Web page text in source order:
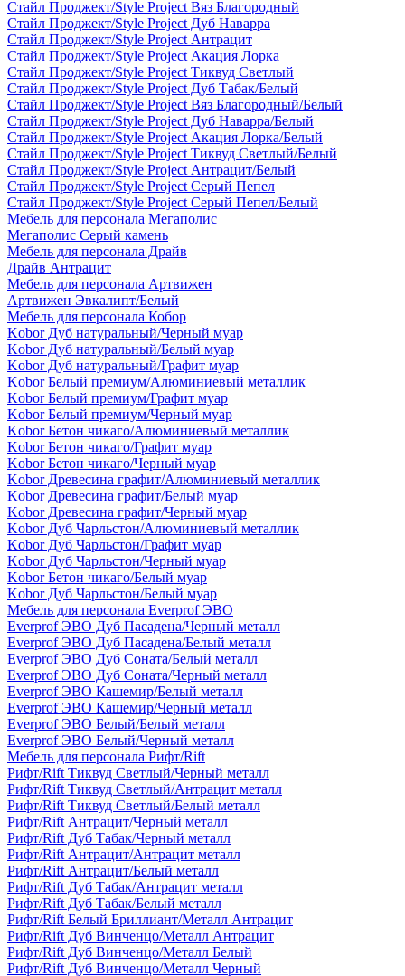
Стайл Проджект/Style Project Вяз Благородный
Стайл Проджект/Style Project Дуб Наварра
Стайл Проджект/Style Project Антрацит
Стайл Проджект/Style Project Акация Лорка
Стайл Проджект/Style Project Тиквуд Светлый
Стайл Проджект/Style Project Дуб Табак/Белый
Стайл Проджект/Style Project Вяз Благородный/Белый
Стайл Проджект/Style Project Дуб Наварра/Белый
Стайл Проджект/Style Project Акация Лорка/Белый
Стайл Проджект/Style Project Тиквуд Светлый/Белый
Стайл Проджект/Style Project Антрацит/Белый
Стайл Проджект/Style Project Серый Пепел
Стайл Проджект/Style Project Серый Пепел/Белый
Мебель для персонала Мегаполис
Мегаполис Серый камень
Мебель для персонала Драйв
Драйв Антрацит
Мебель для персонала Артвижен
Артвижен Эвкалипт/Белый
Мебель для персонала Кобор
Kobor Дуб натуральный/Черный муар
Kobor Дуб натуральный/Белый муар
Kobor Дуб натуральный/Графит муар
Kobor Белый премиум/Алюминиевый металлик
Kobor Белый премиум/Графит муар
Kobor Белый премиум/Черный муар
Kobor Бетон чикаго/Алюминиевый металлик
Kobor Бетон чикаго/Графит муар
Kobor Бетон чикаго/Черный муар
Kobor Древесина графит/Алюминиевый металлик
Kobor Древесина графит/Белый муар
Kobor Древесина графит/Черный муар
Kobor Дуб Чарльстон/Алюминиевый металлик
Kobor Дуб Чарльстон/Графит муар
Kobor Дуб Чарльстон/Черный муар
Kobor Бетон чикаго/Белый муар
Kobor Дуб Чарльстон/Белый муар
Мебель для персонала Everprof ЭВО
Everprof ЭВО Дуб Пасадена/Черный металл
Everprof ЭВО Дуб Пасадена/Белый металл
Everprof ЭВО Дуб Соната/Белый металл
Everprof ЭВО Дуб Соната/Черный металл
Everprof ЭВО Кашемир/Белый металл
Everprof ЭВО Кашемир/Черный металл
Everprof ЭВО Белый/Белый металл
Everprof ЭВО Белый/Черный металл
Мебель для персонала Рифт/Rift
Рифт/Rift Тиквуд Светлый/Черный металл
Рифт/Rift Тиквуд Светлый/Антрацит металл
Рифт/Rift Тиквуд Светлый/Белый металл
Рифт/Rift Антрацит/Черный металл
Рифт/Rift Дуб Табак/Черный металл
Рифт/Rift Антрацит/Антрацит металл
Рифт/Rift Антрацит/Белый металл
Рифт/Rift Дуб Табак/Антрацит металл
Рифт/Rift Дуб Табак/Белый металл
Рифт/Rift Белый Бриллиант/Металл Антрацит
Рифт/Rift Дуб Винченцо/Металл Антрацит
Рифт/Rift Дуб Винченцо/Металл Белый
Рифт/Rift Дуб Винченцо/Металл Черный